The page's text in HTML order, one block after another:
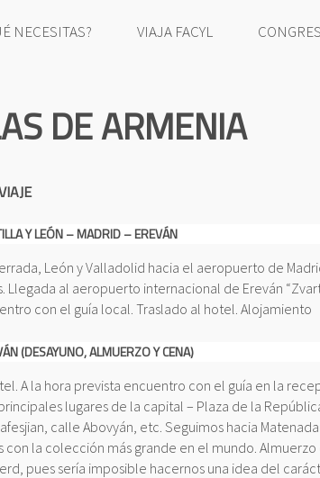
NECESITAS? VIAJA FACYL
DE ARMENIA
Y LEÓN – MADRID – EREVÁN
León y Valladolid hacia el aeropuerto de
Llegada al aeropuerto internacional de Ereván
con el guía local. Traslado al hotel. Alojamiento
(DESAYUNO, ALMUERZO Y CENA)
A la hora prevista encuentro con el guía en la
lugares de la capital – Plaza de la
calle Abovyán, etc. Seguimos hacia
con la colección más grande en el mundo.
pues sería imposible hacernos una idea del